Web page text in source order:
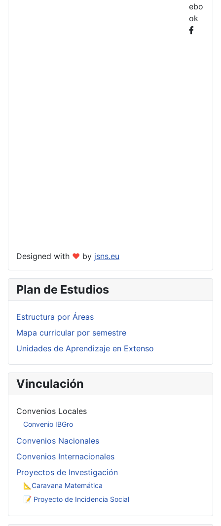
ebo
ok
Designed with ❤ by jsns.eu
Plan de Estudios
Estructura por Áreas
Mapa curricular por semestre
Unidades de Aprendizaje en Extenso
Vinculación
Convenios Locales
Convenio IBGro
Convenios Nacionales
Convenios Internacionales
Proyectos de Investigación
📐Caravana Matemática
📝 Proyecto de Incidencia Social